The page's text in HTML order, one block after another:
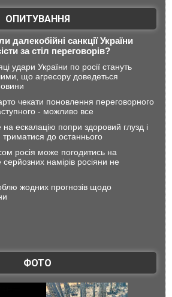
ОПИТУВАННЯ
далекобійні санкції України
за стіл переговорів?
удари України по росії стануть
що агресору доведеться
чекати поновлення переговорного
- можливо все
ескалацію попри здоровий глузд і
до останнього
росія може погодитись на
намірів росіяни не
жодних прогнозів щодо
ФОТО